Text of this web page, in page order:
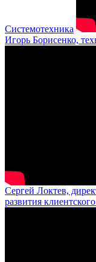
Системотехника
Игорь Борисенко,
Сергей Локтев,
развития